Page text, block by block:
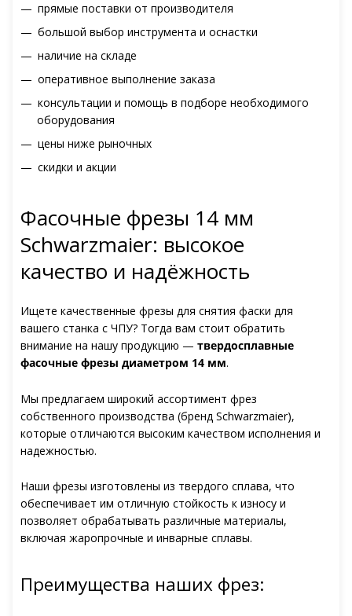
прямые поставки от производителя
большой выбор инструмента и оснастки
наличие на складе
оперативное выполнение заказа
консультации и помощь в подборе необходимого
оборудования
цены ниже рыночных
скидки и акции
Фасочные фрезы 14 мм
Schwarzmaier: высокое
качество и надёжность
Ищете качественные фрезы для снятия фаски для
вашего станка с ЧПУ? Тогда вам стоит обратить
внимание на нашу продукцию — твердосплавные
фасочные фрезы диаметром 14 мм.
Мы предлагаем широкий ассортимент фрез
собственного производства (бренд Schwarzmaier),
которые отличаются высоким качеством исполнения и
надежностью.
Наши фрезы изготовлены из твердого сплава, что
обеспечивает им отличную стойкость к износу и
позволяет обрабатывать различные материалы,
включая жаропрочные и инварные сплавы.
Преимущества наших фрез: